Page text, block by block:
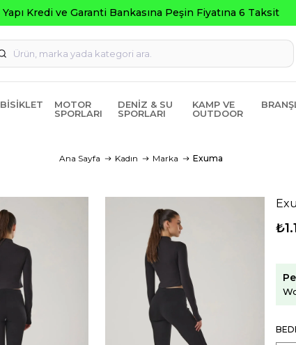
Seçili Ürünlerde
BISIKLET
MOTOR
SPORLARI
DENIZ & SU
SPORLARI
KAMP VE
OUTDOOR
Ana Sayfa Kadın Marka Exuma